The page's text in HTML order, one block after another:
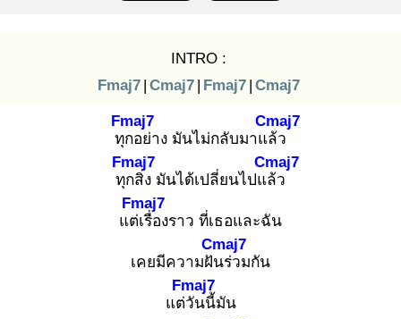
INTRO :
Fmaj7 | Cmaj7 | Fmaj7 | Cmaj7
ทุก
Fmaj7
อย่าง มันไม่กลับมาแล้
Cmaj7
ว
ทุก
Fmaj7
สิ่ง มันได้เปลี่ยนไปแล้
Cmaj7
ว
แต่เ
Fmaj7
รื่องราว ที่เธอและฉัน
เคยมีความฝัน
Cmaj7
ร่วมกัน
แต่วั
Fmaj7
นนี้มัน